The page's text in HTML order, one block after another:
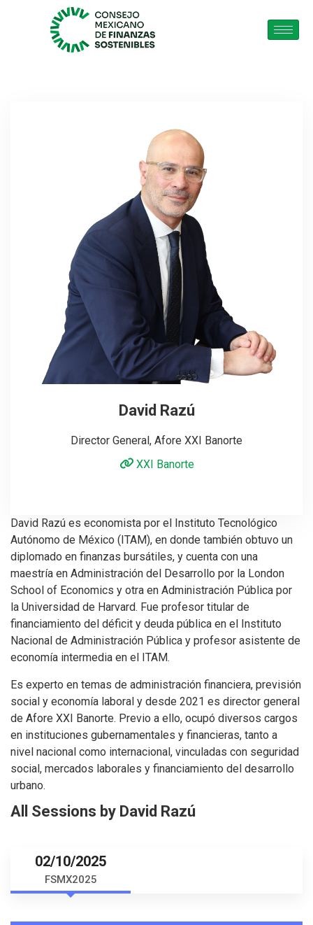
David Razú
Director General, Afore XXI Banorte
XXI Banorte
David Razú es economista por el Instituto Tecnológico
Autónomo de México (ITAM), en donde también obtuvo un
diplomado en finanzas bursátiles, y cuenta con una
maestría en Administración del Desarrollo por la London
School of Economics y otra en Administración Pública por
la Universidad de Harvard. Fue profesor titular de
financiamiento del déficit y deuda pública en el Instituto
Nacional de Administración Pública y profesor asistente de
economía intermedia en el ITAM.
Es experto en temas de administración financiera, previsión
social y economía laboral y desde 2021 es director general
de Afore XXI Banorte. Previo a ello, ocupó diversos cargos
en instituciones gubernamentales y financieras, tanto a
nivel nacional como internacional, vinculadas con seguridad
social, mercados laborales y financiamiento del desarrollo
urbano.
All Sessions by David Razú
02/10/2025
FSMX2025